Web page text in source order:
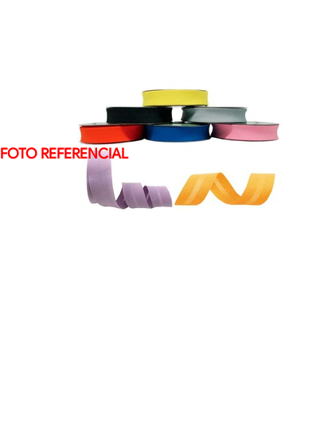
FOTO REFERENCIAL